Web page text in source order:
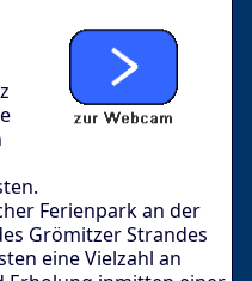
Ferienpark an der
Grömitzer Strandes
eine Vielzahl an